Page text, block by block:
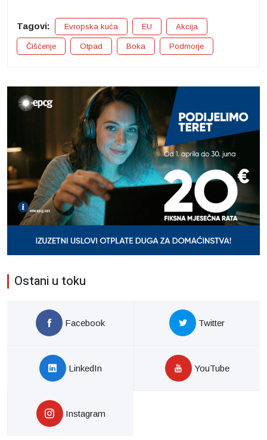
Tagovi: Evropska kuća EU Akcija
Čišćenje Otpad Boka Podmorje
Ostani u toku
Facebook Twitter
LinkedIn YouTube
Instagram